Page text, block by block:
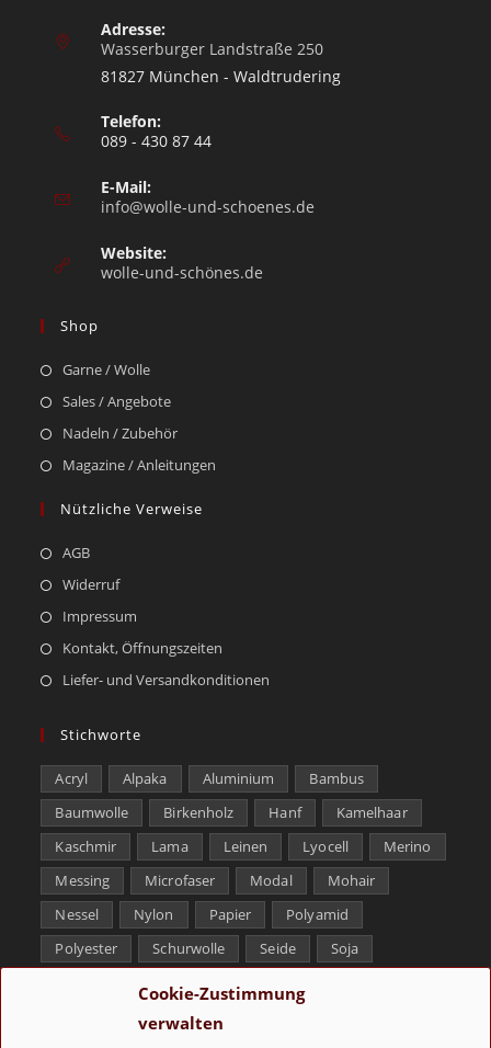
Cookie-Zustimmung
verwalten
Adresse:
Wasserburger Landstraße 250
81827 München - Waldtrudering
Telefon:
089 - 430 87 44
E-Mail:
info@wolle-und-schoenes.de
Website:
wolle-und-schönes.de
Shop
Garne / Wolle
Sales / Angebote
Nadeln / Zubehör
Magazine / Anleitungen
Nützliche Verweise
AGB
Widerruf
Impressum
Kontakt, Öffnungszeiten
Liefer- und Versandkonditionen
Stichworte
Acryl Alpaka Aluminium
Bambus
Baumwolle
Birkenholz Hanf
Kamelhaar
Kaschmir
Lama Leinen Lyocell
Merino
Messing
Microfaser Modal
Mohair
Nessel
Nylon Papier
Polyamid
Polyester
Schurwolle Seide
Soja
Tencel
Yak